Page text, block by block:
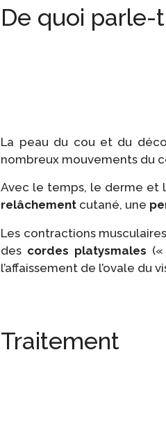
De quoi parle-
La peau du cou et du
nombreux mouvements du
Avec le temps, le derme et
relâchement cutané, une
Les contractions
des cordes platysmales
l’affaissement de l’ovale du
Traitement